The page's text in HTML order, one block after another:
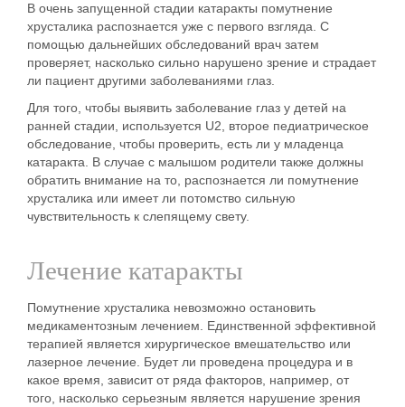
В очень запущенной стадии катаракты помутнение
хрусталика распознается уже с первого взгляда. С
помощью дальнейших обследований врач затем
проверяет, насколько сильно нарушено зрение и страдает
ли пациент другими заболеваниями глаз.
Для того, чтобы выявить заболевание глаз у детей на
ранней стадии, используется U2, второе педиатрическое
обследование, чтобы проверить, есть ли у младенца
катаракта. В случае с малышом родители также должны
обратить внимание на то, распознается ли помутнение
хрусталика или имеет ли потомство сильную
чувствительность к слепящему свету.
Лечение катаракты
Помутнение хрусталика невозможно остановить
медикаментозным лечением. Единственной эффективной
терапией является хирургическое вмешательство или
лазерное лечение. Будет ли проведена процедура и в
какое время, зависит от ряда факторов, например, от
того, насколько серьезным является нарушение зрения